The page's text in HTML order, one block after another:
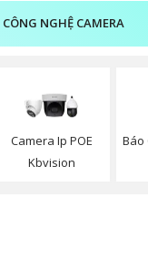
CÔNG NGHỆ CAMERA
Camera Ip POE
Kbvision
Báo